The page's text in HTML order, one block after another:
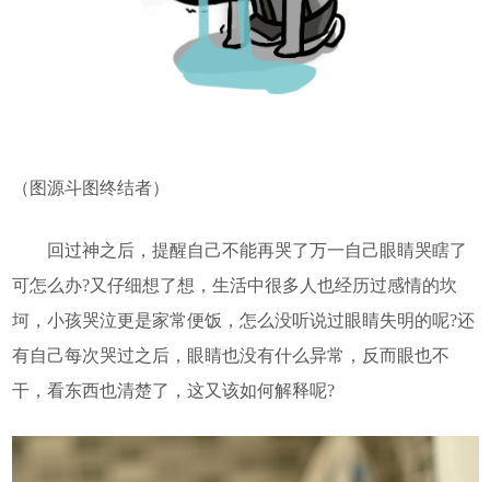
（图源斗图终结者）
回过神之后，提醒自己不能再哭了万一自己眼睛哭瞎了
可怎么办?又仔细想了想，生活中很多人也经历过感情的坎
坷，小孩哭泣更是家常便饭，怎么没听说过眼睛失明的呢?还
有自己每次哭过之后，眼睛也没有什么异常，反而眼也不
干，看东西也清楚了，这又该如何解释呢?